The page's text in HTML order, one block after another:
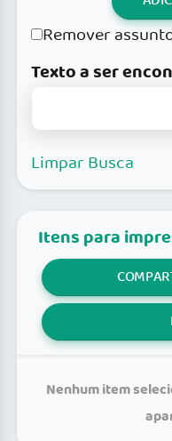
Remover
Texto a ser
Limpar Busca
Itens para
Nenhum item